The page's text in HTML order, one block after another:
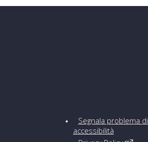
Segnala problema di
accessibilità